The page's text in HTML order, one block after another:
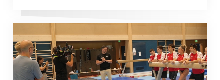
En route pour Zagreb avec des objectifs clairs